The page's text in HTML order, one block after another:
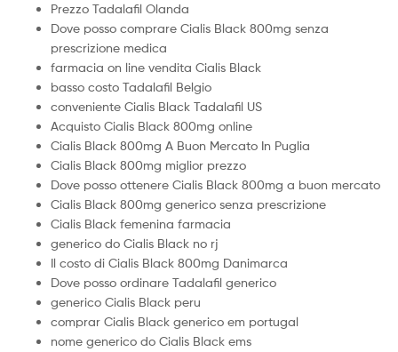
Prezzo Tadalafil Olanda
Dove posso comprare Cialis Black 800mg senza
prescrizione medica
farmacia on line vendita Cialis Black
basso costo Tadalafil Belgio
conveniente Cialis Black Tadalafil US
Acquisto Cialis Black 800mg online
Cialis Black 800mg A Buon Mercato In Puglia
Cialis Black 800mg miglior prezzo
Dove posso ottenere Cialis Black 800mg a buon mercato
Cialis Black 800mg generico senza prescrizione
Cialis Black femenina farmacia
generico do Cialis Black no rj
Il costo di Cialis Black 800mg Danimarca
Dove posso ordinare Tadalafil generico
generico Cialis Black peru
comprar Cialis Black generico em portugal
nome generico do Cialis Black ems